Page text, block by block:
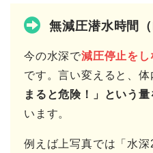
無減圧潜水時間
今の水深で減圧停止を
です。言い変えると、体
まると危険！」という
います。
例えば上写真では「水